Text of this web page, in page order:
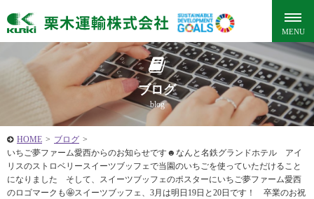
ブログ
blog
HOME > ブログ >
いちご夢ファーム愛西からのお知らせです☻なんと️名鉄グランドホテル アイ
リスのストロベリースイーツブッフェで当園のいちごを使っていただけること
になりました そして、スイーツブッフェのポスターにいちご夢ファーム愛西
のロゴマークも️🤩スイーツブッフェ、3月は明日19日と20日です！ 卒業のお祝